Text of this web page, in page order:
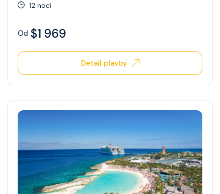
12 nocí
Od $1 969
Detail plavby